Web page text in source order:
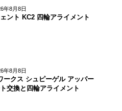
年8月8日
ント KC2 四輪アライメント
年8月8日
ークス シュピーゲル アッパー
交換と四輪アライメント